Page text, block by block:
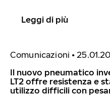
Leggi di più
Comunicazioni •
Il nuovo pneumatico
LT2 offre resistenza e
utilizzo difficili con